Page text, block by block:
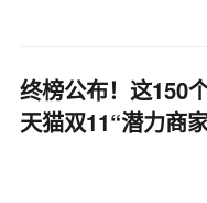
终榜公布！这150
天猫双11“潜力商